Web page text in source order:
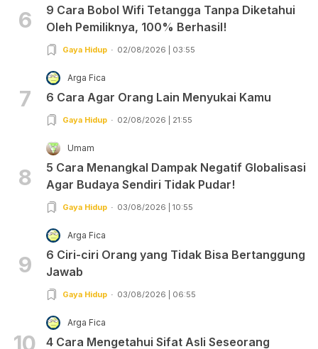
6
9 Cara Bobol Wifi Tetangga Tanpa Diketahui
Oleh Pemiliknya, 100% Berhasil!
Gaya Hidup 02/08/2026 | 03:55
7
Arga Fica
6 Cara Agar Orang Lain Menyukai Kamu
Gaya Hidup 02/08/2026 | 21:55
8
Umam
5 Cara Menangkal Dampak Negatif Globalisasi
Agar Budaya Sendiri Tidak Pudar!
Gaya Hidup 03/08/2026 | 10:55
9
Arga Fica
6 Ciri-ciri Orang yang Tidak Bisa Bertanggung
Jawab
Gaya Hidup 03/08/2026 | 06:55
10
Arga Fica
4 Cara Mengetahui Sifat Asli Seseorang